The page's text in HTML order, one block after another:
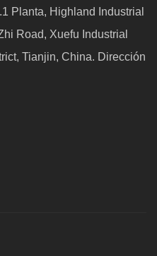
Planta, Highland Industrial
Road, Xuefu Industrial
Tianjin, China. Dirección